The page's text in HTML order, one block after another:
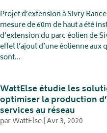
Projet d’extension à Sivry
mesure de 60m de haut a été
d’extension du parc éolien de
effet l’ajout d’une éolienne
sont...
WattElse étudie les
optimiser la production
services au réseau
parWattElse|Avr 3, 2020